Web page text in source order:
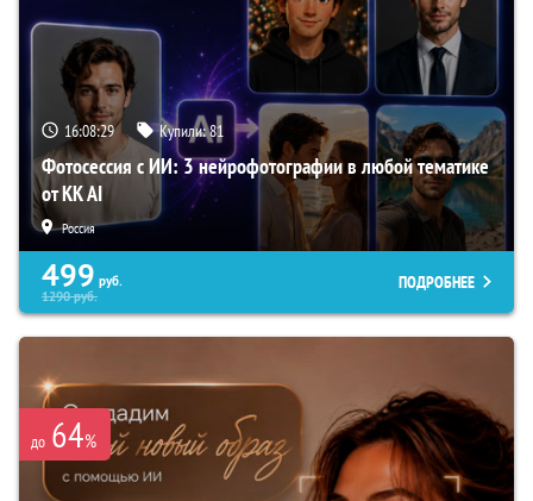
16:08:28 Купили:81
Фотосессия с ИИ: 3 нейрофотографии в любой тематике
от KK AI
Россия
499 руб.
1290руб.
ПОДРОБНЕЕ
до 64%